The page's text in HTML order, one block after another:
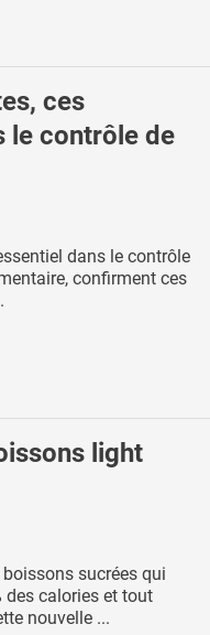
ces
le contrôle de
dans le contrôle
confirment ces
light
sucrées qui
calories et tout
nouvelle ...